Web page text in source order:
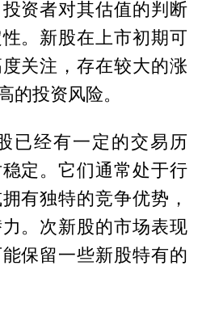
资者对其估值的判断
。新股在上市初期可
关注，存在较大的涨
的投资风险。
已经有一定的交易历
定。它们通常处于行
有独特的竞争优势，
。次新股的市场表现
保留一些新股特有的